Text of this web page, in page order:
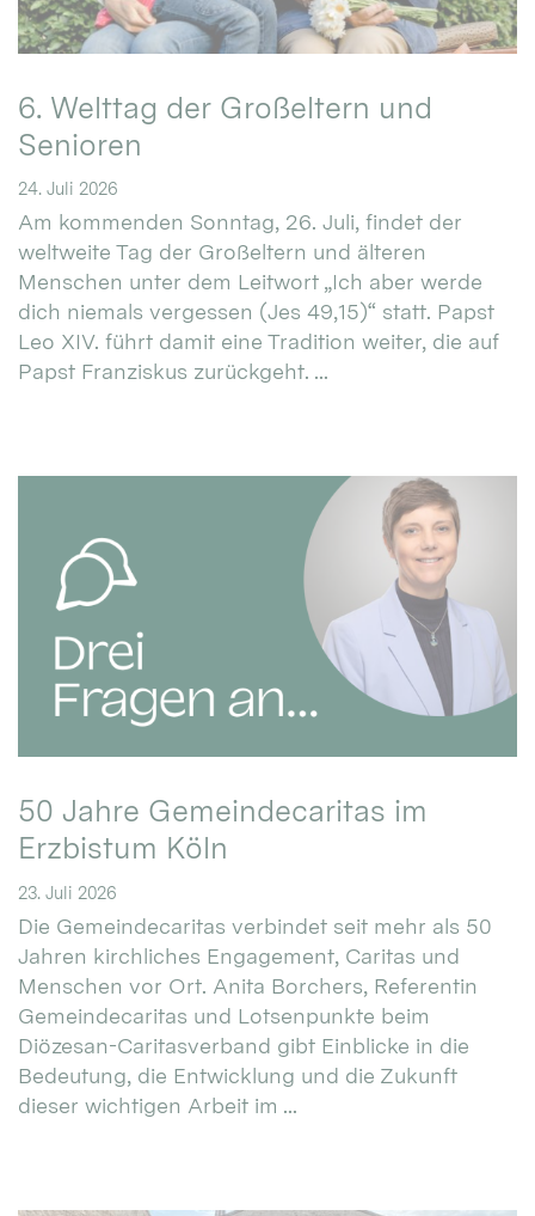
6. Welttag der Großeltern und
Senioren
24. Juli 2026
Am kommenden Sonntag, 26. Juli, findet der
weltweite Tag der Großeltern und älteren
Menschen unter dem Leitwort „Ich aber werde
dich niemals vergessen (Jes 49,15)“ statt. Papst
Leo XIV. führt damit eine Tradition weiter, die auf
Papst Franziskus zurückgeht. ...
50 Jahre Gemeindecaritas im
Erzbistum Köln
23. Juli 2026
Die Gemeindecaritas verbindet seit mehr als 50
Jahren kirchliches Engagement, Caritas und
Menschen vor Ort. Anita Borchers, Referentin
Gemeindecaritas und Lotsenpunkte beim
Diözesan-Caritasverband gibt Einblicke in die
Bedeutung, die Entwicklung und die Zukunft
dieser wichtigen Arbeit im ...